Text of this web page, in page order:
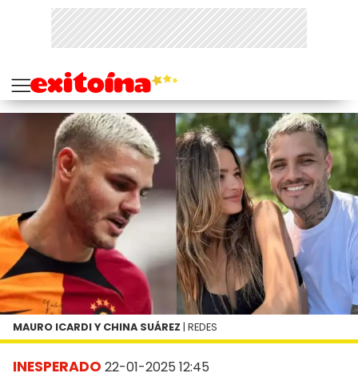
INESPERADO 22-01-2025 12:45
MAURO ICARDI Y CHINA SUÁREZ | REDES